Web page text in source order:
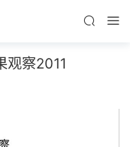
观察2011